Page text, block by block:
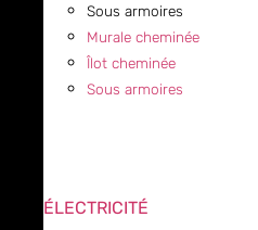
Sous armoires
Murale cheminée
Îlot cheminée
Sous armoires
ÉLECTRICITÉ